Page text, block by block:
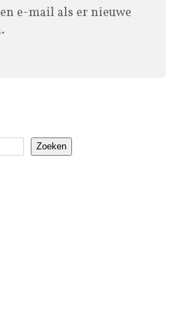
e-mail als er nieuwe
Zoeken